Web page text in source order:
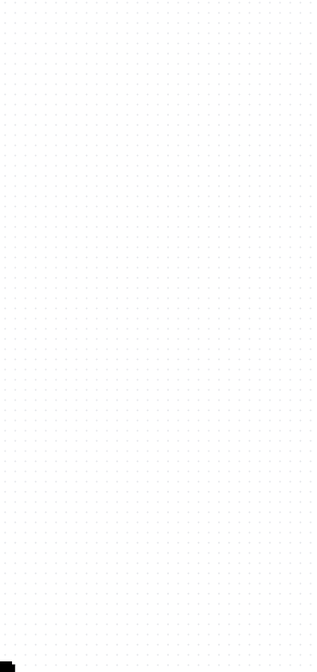
小折腾/小配置
二进制/终端安全
企业/项目 安全建设
Rootkit
Virus Maker
java
IOS
CVE漏洞复现
Golang
标签
折腾 Web 配置 企业 二进制 破解 分析 钓鱼
评论
旧•时光笔记